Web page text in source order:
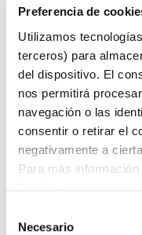
Preferencia de
Utilizamos
terceros) para
del dispositivo. El
nos permitirá
navegación o las
consentir o retirar el
negativamente a
Para más
Necesario
Click&Collect - Recogida
en nuestras tiendas